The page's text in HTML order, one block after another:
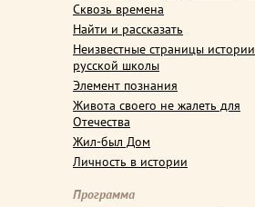
Сквозь времена
Найти и рассказать
Неизвестные страницы истории
русской школы
Элемент познания
Живота своего не жалеть для
Отечества
Жил-был Дом
Личность в истории
Программа